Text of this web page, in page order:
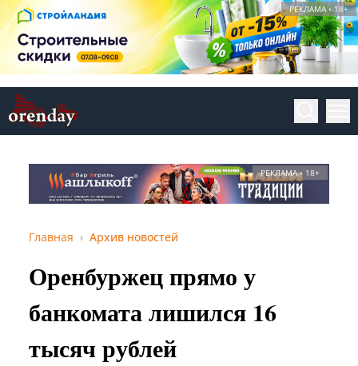
РЕКЛАМА • 18+
РЕКЛАМА • 18+
Главная Архив новостей
Оренбуржец прямо у
банкомата лишился 16
тысяч рублей